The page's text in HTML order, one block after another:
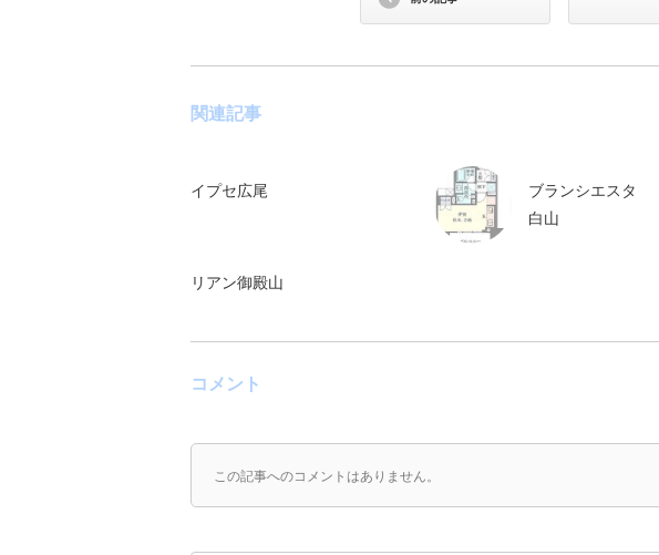
関連記事
イプセ広尾
ブランシエスタ
白山
リアン御殿山
コメント
この記事へのコメントはありません。